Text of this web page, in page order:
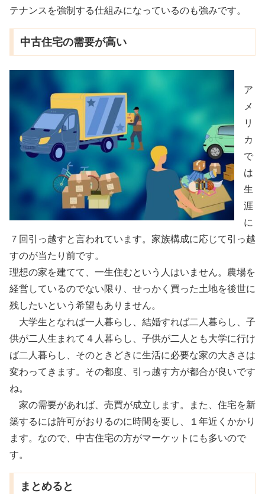
テナンスを強制する仕組みになっているのも強みです。
中古住宅の需要が高い
ア
メ
リ
カ
で
は
生
涯
に
７回引っ越すと言われています。家族構成に応じて引っ越
すのが当たり前です。
理想の家を建てて、一生住むという人はいません。農場を
経営しているのでない限り、せっかく買った土地を後世に
残したいという希望もありません。
大学生となれば一人暮らし、結婚すれば二人暮らし、子
供が二人生まれて４人暮らし、子供が二人とも大学に行け
ば二人暮らし、そのときどきに生活に必要な家の大きさは
変わってきます。その都度、引っ越す方が都合が良いです
ね。
家の需要があれば、売買が成立します。また、住宅を新
築するには許可がおりるのに時間を要し、１年近くかかり
ます。なので、中古住宅の方がマーケットにも多いので
す。
まとめると